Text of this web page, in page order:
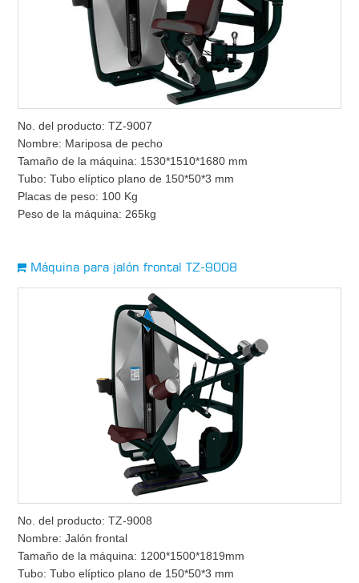
No. del producto: TZ-9007
Nombre: Mariposa de pecho
Tamaño de la máquina: 1530*1510*1680 mm
Tubo: Tubo elíptico plano de 150*50*3 mm
Placas de peso: 100 Kg
Peso de la máquina: 265kg
Máquina para jalón frontal TZ-9008
No. del producto: TZ-9008
Nombre: Jalón frontal
Tamaño de la máquina: 1200*1500*1819mm
Tubo: Tubo elíptico plano de 150*50*3 mm